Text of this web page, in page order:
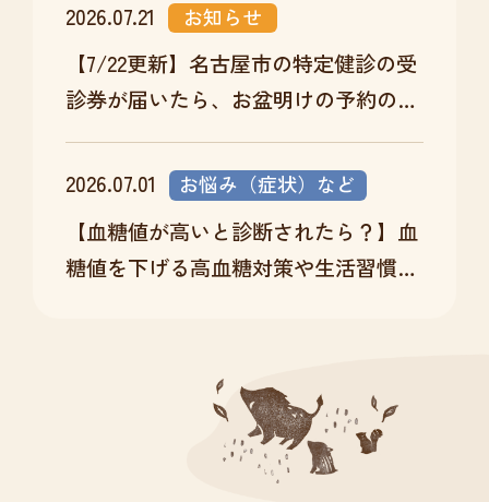
2026.07.21 お知らせ
【7/22更新】名古屋市の特定健診の受
診券が届いたら、お盆明けの予約のチ
ャンスです
2026.07.01
お悩み（症状）など
【血糖値が高いと診断されたら？】血
糖値を下げる高血糖対策や生活習慣改